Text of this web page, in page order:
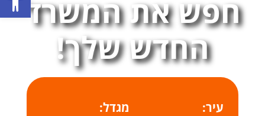
חפש את המשרד
החדש שלך!
עיר: מגדל: